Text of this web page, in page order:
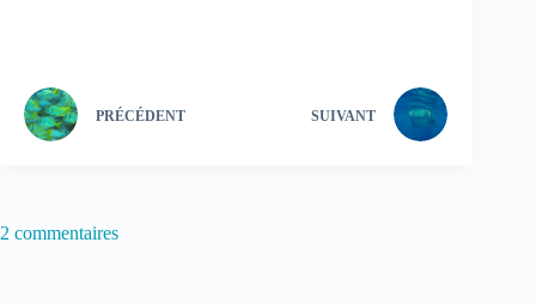
PRÉCÉDENT SUIVANT
2 commentaires